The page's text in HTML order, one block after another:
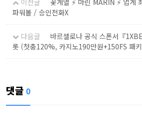
파워볼 / 승인전화X
다음글
바르셀로나 공식 스폰서『
롯 (첫충120%, 카지노190만원+150FS 패
댓글 0